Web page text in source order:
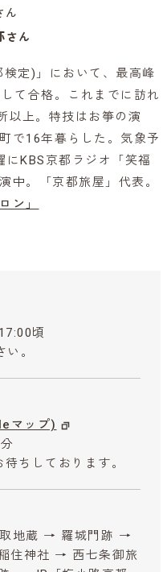
ん
さん
検定)」において、最高峰
て合格。これまでに訪れ
以上。特技はお箏の演
で16年暮らした。気象予
KBS京都ラジオ「笑福
中。「京都旅屋」代表。
ン」
頃
。
マップ)
ちしております。
取地蔵 → 羅城門跡 →
住神社 → 西七条御旅